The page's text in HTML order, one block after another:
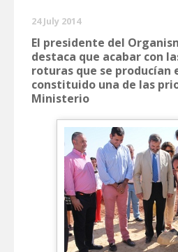
24 July 2014
El presidente del
destaca que acabar con
roturas que se producían
constituido una de las
Ministerio